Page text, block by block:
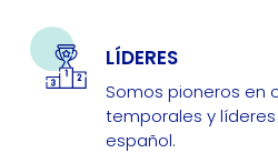
LÍDERES
Somos pioneros en
temporales y
español.